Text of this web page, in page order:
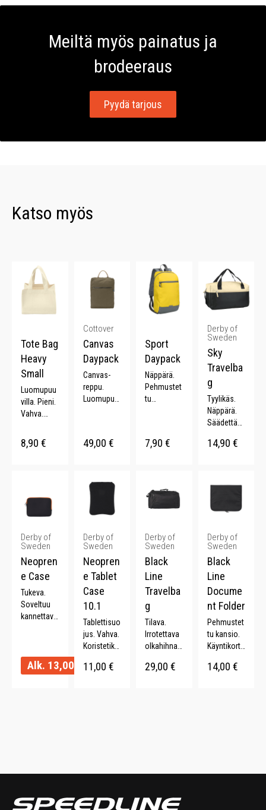
Meiltä myös painatus ja
brodeeraus
Pyydä tarjous
Katso myös
Tote Bag
Heavy
Small
Luomupuu
villa. Pieni.
Vahva.
kahvat. 24
x 15 x 20
8,90 €
Cottover
Canvas
Daypack
Canvas-
reppu.
Luomupuu
vetoketju.
49,00 €
Sport
Daypack
Näppärä.
Pehmustet
tu
olkahihnat.
7,90 €
Derby of
Sweden
Sky
Travelba
g
Tyylikäs.
Näppärä.
Säädettävä
20 L.
14,90 €
Derby of
Sweden
Neopren
e Case
Tukeva.
Soveltuu
kannettava
vetoketju.
Eri kokoja.
Alk. 13,00
Derby of
Sweden
Neopren
e Tablet
Case
10.1
Tablettisuo
jus. Vahva.
Koristetikk
Elastinen
11,00 €
Derby of
Sweden
Black
Line
Travelba
g
Tilava.
Irrotettava
olkahihna.
29,00 €
Derby of
Sweden
Black
Line
Docume
nt Folder
Pehmustet
tu kansio.
Käyntikortti
Lehtiöpidik
14,00 €